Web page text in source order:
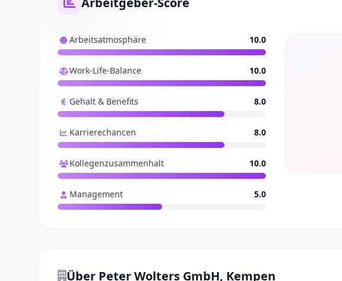
Arbeitsatmosphäre 10.0
Work-Life-Balance 10.0
Gehalt & Benefits 8.0
Karrierechancen 8.0
Kollegenzusammenhalt 10.0
Management 5.0
Über Peter Wolters GmbH, Kempen